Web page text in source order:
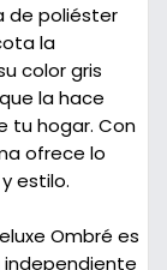
de poliéster
la
color gris
la hace
tu hogar. Con
ofrece lo
estilo.
Ombré es